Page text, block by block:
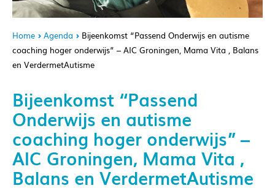
Home Agenda
Bijeenkomst “Passend Onderwijs en autisme
coaching hoger onderwijs” – AIC Groningen, Mama Vita , Balans
en VerdermetAutisme
Bijeenkomst “Passend
Onderwijs en autisme
coaching hoger onderwijs” –
AIC Groningen, Mama Vita ,
Balans en VerdermetAutisme